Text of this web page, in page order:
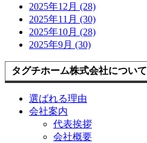
2025年12月 (28)
2025年11月 (30)
2025年10月 (28)
2025年9月 (30)
タグチホーム株式会社について
選ばれる理由
会社案内
代表挨拶
会社概要